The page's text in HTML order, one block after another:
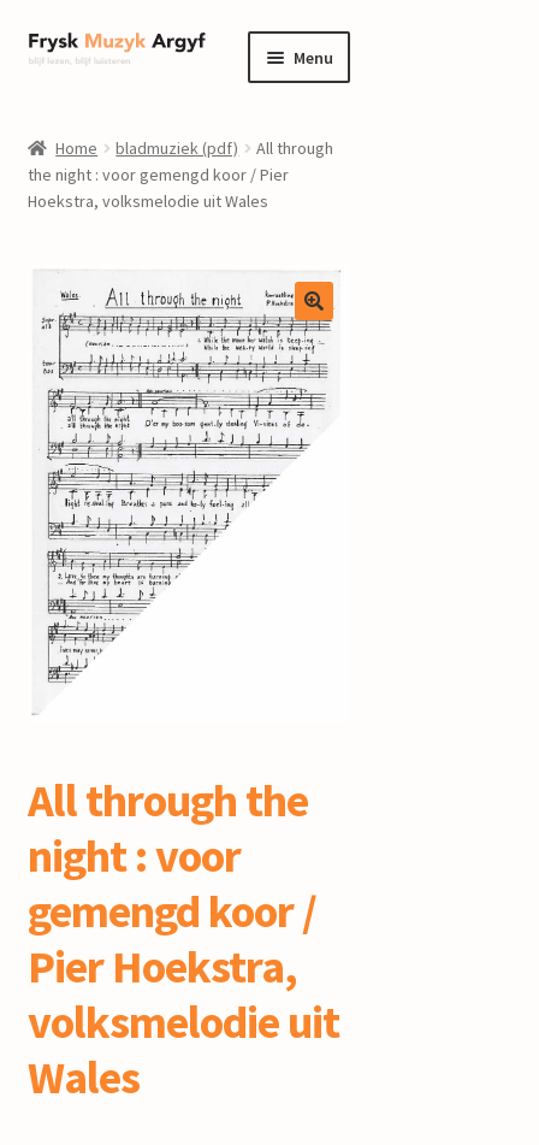
Ga
door
navigatie
Ga
naar
inhoud
Menu
informatie
uitvouwen
Componisten
nieuws
events
contact
mijn account
Home bladmuziek (pdf)
All through
the night : voor gemengd koor / Pier
Hoekstra, volksmelodie uit Wales
All through the
night : voor
gemengd koor /
Pier Hoekstra,
volksmelodie uit
Wales